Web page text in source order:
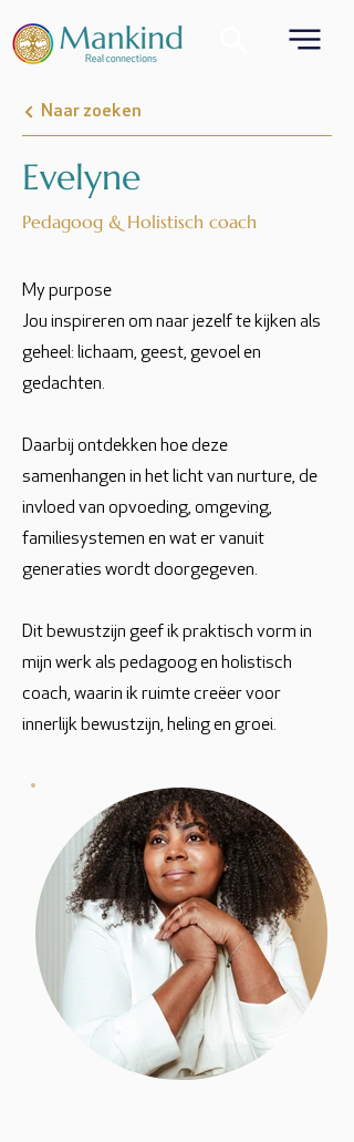
Naar zoeken
Evelyne
Pedagoog & Holistisch coach
My purpose
Jou inspireren om naar jezelf te kijken als
geheel: lichaam, geest, gevoel en
gedachten.
Daarbij ontdekken hoe deze
samenhangen in het licht van nurture, de
invloed van opvoeding, omgeving,
familiesystemen en wat er vanuit
generaties wordt doorgegeven.
Dit bewustzijn geef ik praktisch vorm in
mijn werk als pedagoog en holistisch
coach, waarin ik ruimte creëer voor
innerlijk bewustzijn, heling en groei.